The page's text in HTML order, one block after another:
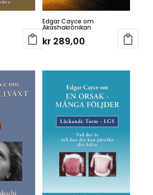
Edgar Cayce om
Akashakrönikan
kr 289,00